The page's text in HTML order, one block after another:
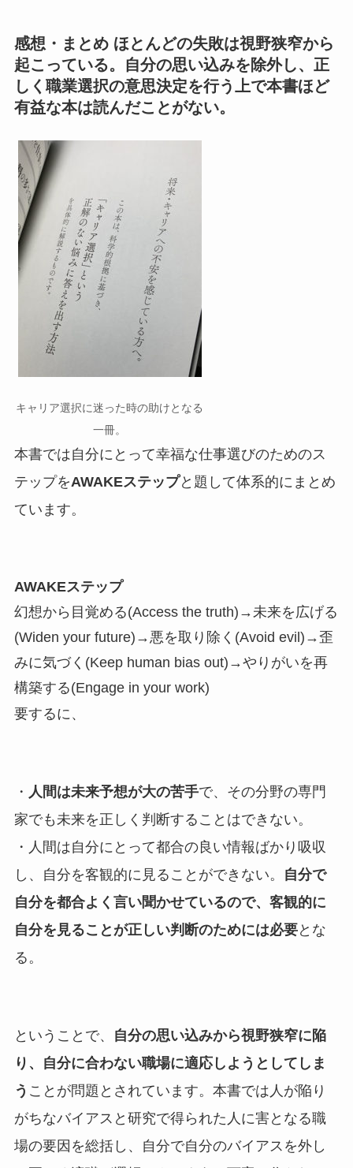
感想・まとめ ほとんどの失敗は視野狭窄から
起こっている。自分の思い込みを除外し、正
しく職業選択の意思決定を行う上で本書ほど
有益な本は読んだことがない。
キャリア選択に迷った時の助けとなる
一冊。
本書では自分にとって幸福な仕事選びのためのス
テップをAWAKEステップと題して体系的にまとめ
ています。
AWAKEステップ
幻想から目覚める(Access the truth)→未来を広げる
(Widen your future)→悪を取り除く(Avoid evil)→歪
みに気づく(Keep human bias out)→やりがいを再
構築する(Engage in your work)
要するに、
・ 人間は未来予想が大の苦手で、その分野の専門
家でも未来を正しく判断することはできない。
・人間は自分にとって都合の良い情報ばかり吸収
し、自分を客観的に見ることができない。
自分で
自分を都合よく言い聞かせているので、客観的に
自分を見ることが正しい判断のためには必要とな
る。
ということで、
自分の思い込みから視野狭窄に陥
り、自分に合わない職場に適応しようとしてしま
う ことが問題とされています。本書では人が陥り
がちなバイアスと研究で得られた人に害となる職
場の要因を総括し、自分で自分のバイアスを外し